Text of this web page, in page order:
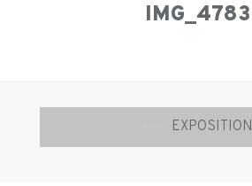
IMG_4783
d’article
EXPOSITION